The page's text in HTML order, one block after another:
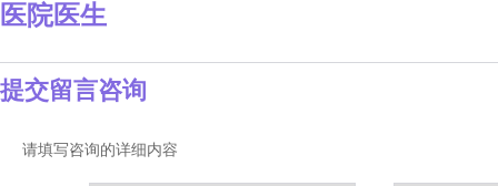
医院医生
提交留言咨询
请填写咨询的详细内容